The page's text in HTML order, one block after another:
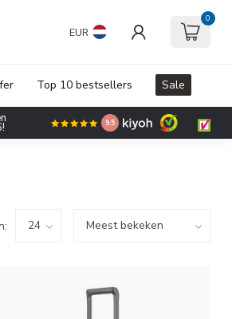
EUR
0
Top 10 bestsellers Sale
9.5